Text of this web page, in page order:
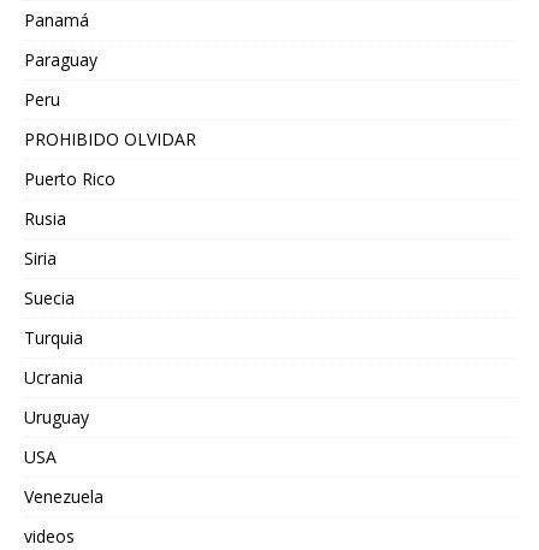
Panamá
Paraguay
Peru
PROHIBIDO OLVIDAR
Puerto Rico
Rusia
Siria
Suecia
Turquia
Ucrania
Uruguay
USA
Venezuela
videos